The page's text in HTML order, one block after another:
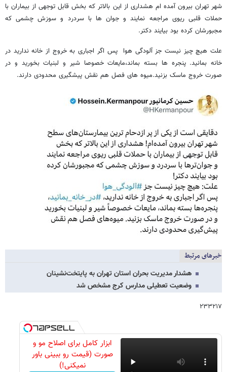
شهر تهران بیرون آمده ام هشداری از این بالاتر که بخش قابل توجهی از بیماران با
حملات قلبی ریوی مراجعه نمایند و جوان ها با سردرد و سوزش چشمی که
مجبورشان کرده بود بیایند دکتر.
علت هیچ چیز نیست جز آلودگی هوا پس اگر اجباری به خروج از خانه ندارید در
خانه بمانید. پنجره ها بسته بماند،مایعات خصوصا شیر و لبنیات بخورید و در
صورت خروج ماسک بزنید.میوه های فصل هم نقش پیشگیری محدودی دارند.
خبرهای مرتبط
هشدار مدیریت بحران استان تهران به پایتخت‌نشینان
وضعیت تعطیلی مدارس کرج مشخص شد
۲۳۳۲۱۷
ابزار کامل برای اصلاح مو و
صورت (قیمت رو ببینی باور
نمیکنی!)